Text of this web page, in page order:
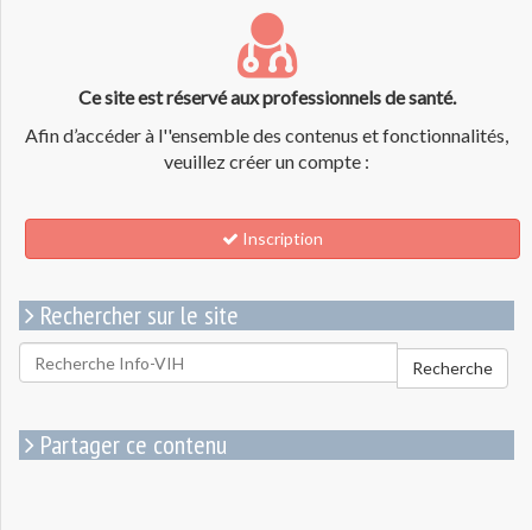
Ce site est réservé aux professionnels de santé.
Afin d’accéder à l''ensemble des contenus et fonctionnalités,
veuillez créer un compte :
Inscription
Rechercher sur le site
Rechercher
pour
Recherche
Partager ce contenu